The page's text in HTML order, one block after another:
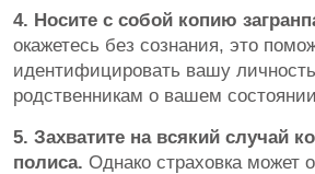
4. Носите с собой копию
окажетесь без сознания, это
идентифицировать вашу
родственникам о вашем
5. Захватите на всякий случай
полиса. Однако страховка может